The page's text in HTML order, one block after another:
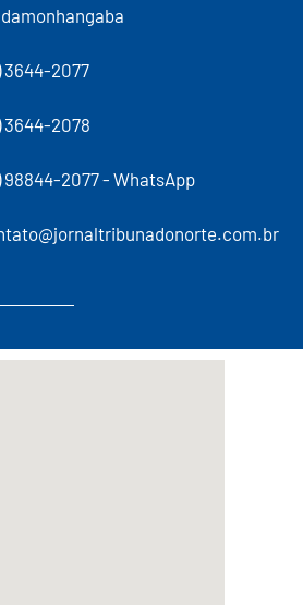
3644-2077
3644-2078
98844-2077 - WhatsApp